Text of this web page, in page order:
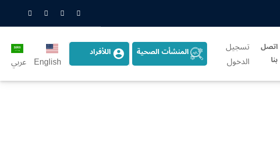
Snapchat
Twitter
LinkedIn
اتصل
بنا
تسجيل
الدخول
المنشأت الصحية اللأفراد
English عربي